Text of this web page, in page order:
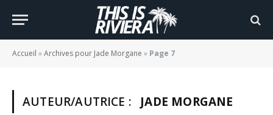
Accueil »Archives pour Jade Morgane » Page 7
AUTEUR/AUTRICE : JADE MORGANE